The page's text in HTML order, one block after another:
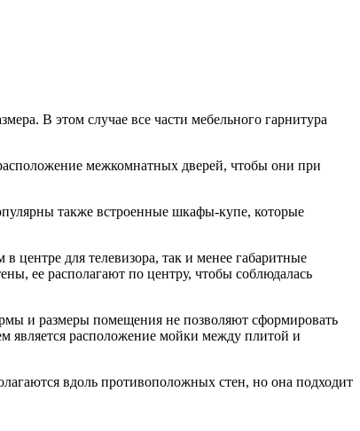
В этом случае все части мебельного гарнитура
межкомнатных дверей, чтобы они при
также встроенные шкафы-купе, которые
центре для телевизора, так и менее габаритные
ее располагают по центру, чтобы соблюдалась
и размеры помещения не позволяют сформировать
является расположение мойки между плитой и
вдоль противоположных стен, но она подходит